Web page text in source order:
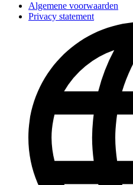
Algemene voorwaarden
Privacy statement